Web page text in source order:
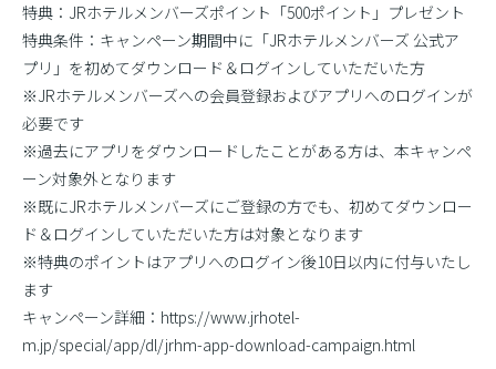
特典：JRホテルメンバーズポイント「500ポイント」プレゼント
特典条件：キャンペーン期間中に「JRホテルメンバーズ 公式ア
プリ」を初めてダウンロード＆ログインしていただいた方
※JRホテルメンバーズへの会員登録およびアプリへのログインが
必要です
※過去にアプリをダウンロードしたことがある方は、本キャンペ
ーン対象外となります
※既にJRホテルメンバーズにご登録の方でも、初めてダウンロー
ド＆ログインしていただいた方は対象となります
※特典のポイントはアプリへのログイン後10日以内に付与いたし
ます
キャンペーン詳細：https://www.jrhotel-
m.jp/special/app/dl/jrhm-app-download-campaign.html